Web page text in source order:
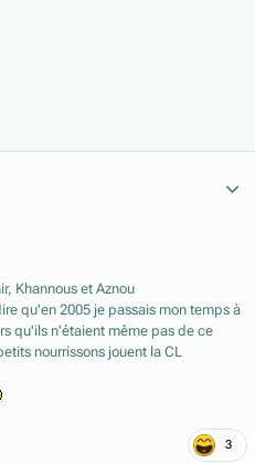
Khannous et Aznou
qu'en 2005 je passais mon temps à
qu'ils n'étaient même pas de ce
nourrissons jouent la CL
3